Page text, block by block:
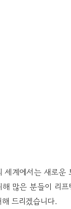
세계에서는 새로
많은 분들이 리
드리겠습니다.